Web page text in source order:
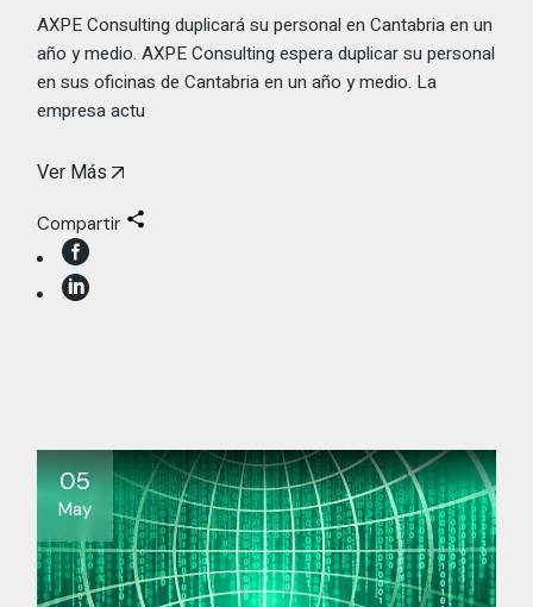
AXPE Consulting duplicará su personal en Cantabria en un
año y medio. AXPE Consulting espera duplicar su personal
en sus oficinas de Cantabria en un año y medio. La
empresa actu
Ver Más
Compartir
05
May